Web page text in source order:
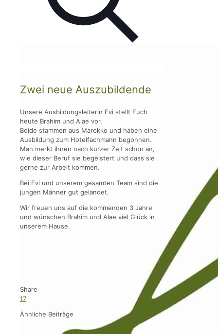
Zwei neue Auszubildende
Unsere Ausbildungsleiterin Evi stellt Euch
heute Brahim und Alae vor.
Beide stammen aus Marokko und haben eine
Ausbildung zum Hotelfachmann begonnen.
Man merkt ihnen nach kurzer Zeit schon an,
wie dieser Beruf sie begeistert und dass sie
gerne zur Arbeit kommen.
Bei Evi und unserem gesamten Team sind die
jungen Männer gut gelandet.
Wir freuen uns auf die kommenden 3 Jahre
und wünschen Brahim und Alae viel Glück in
unserem Hause.
Share
17
Ähnliche Beiträge